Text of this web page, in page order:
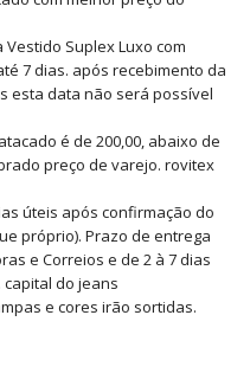
Suplex Luxo com
7 dias. após recebimento da
esta data não será possível
é de 200,00, abaixo de
preço de varejo. rovitex
úteis após confirmação do
próprio). Prazo de entrega
e Correios e de 2 à 7 dias
do jeans
e cores irão sortidas.